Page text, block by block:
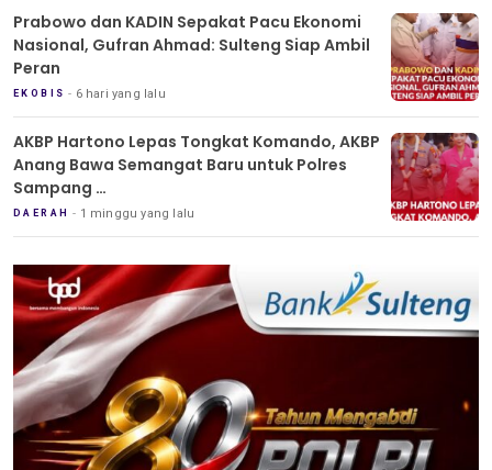
Prabowo dan KADIN Sepakat Pacu Ekonomi
Nasional, Gufran Ahmad: Sulteng Siap Ambil
Peran
EKOBIS 6 hari yang lalu
AKBP Hartono Lepas Tongkat Komando, AKBP
Anang Bawa Semangat Baru untuk Polres
Sampang
Tradisi Pedang Pora Iringi Sertijab Kapolres
Sampang
DAERAH 1 minggu yang lalu